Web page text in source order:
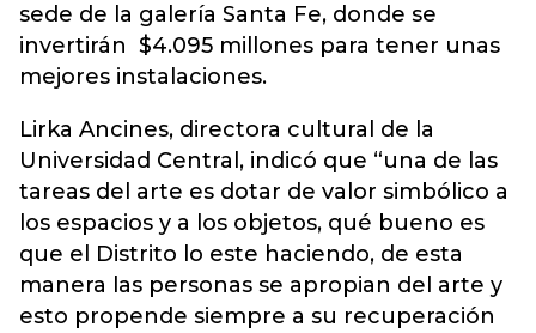
sede de la galería Santa Fe, donde se
invertirán $4.095 millones para tener unas
mejores instalaciones.
Lirka Ancines, directora cultural de la
Universidad Central, indicó que “una de las
tareas del arte es dotar de valor simbólico a
los espacios y a los objetos, qué bueno es
que el Distrito lo este haciendo, de esta
manera las personas se apropian del arte y
esto propende siempre a su recuperación